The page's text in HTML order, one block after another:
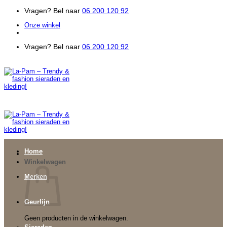
inhoud
Vragen? Bel naar 06 200 120 92
Onze winkel
Vragen? Bel naar 06 200 120 92
Winkelwagen
Geen producten in de winkelwagen.
Home
Merken
Geurlijn